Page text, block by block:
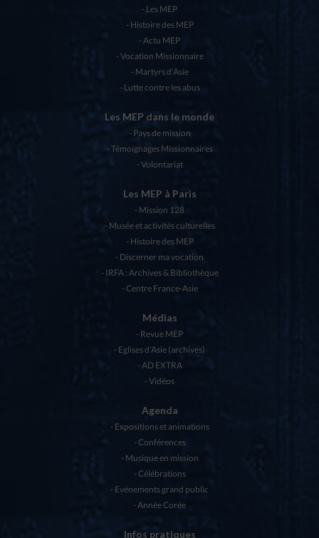
Les MEP
Histoire des MEP
Actu MEP
Vocation Missionnaire
Martyrs d’Asie
Lutte contre les abus
Les MEP dans le monde
Pays de mission
Témoignages Missionnaires
Volontariat
Les MEP à Paris
Mission 128
Musée et activités culturelles
Histoire des MEP
Discerner ma vocation
IRFA : Archives & Bibliothèque
Centre France-Asie
Médias
Revue MEP
Eglises d’Asie (archives)
AD EXTRA
Vidéos
Agenda
Expositions et animations
Conférences
Musique en mission
Célébrations
Evénements grand public
Année Corée
Infos pratiques